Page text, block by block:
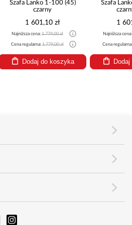
Szafa Lanko 1-100 (45)
czarny
1 601,10 zł
Najniższa cena:1 779,00 zł
Cena regularna:1 779,00 zł
Dodaj do koszyka
Szafa
1
Najniższa
Cena